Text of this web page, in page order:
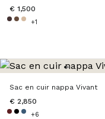
€ 1,500
+1
Sac en cuir nappa Vivant
€ 2,850
+6